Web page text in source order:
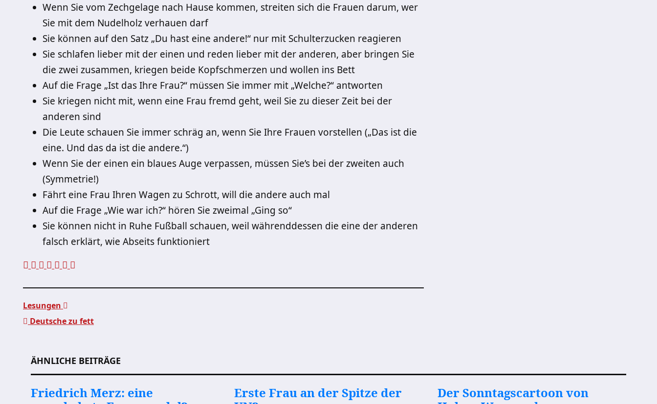
Wenn Sie vom Zechgelage nach Hause kommen, streiten sich die Frauen darum, wer
Sie mit dem Nudelholz verhauen darf
Sie können auf den Satz „Du hast eine andere!“ nur mit Schulterzucken reagieren
Sie schlafen lieber mit der einen und reden lieber mit der anderen, aber bringen Sie
die zwei zusammen, kriegen beide Kopfschmerzen und wollen ins Bett
Auf die Frage „Ist das Ihre Frau?“ müssen Sie immer mit „Welche?“ antworten
Sie kriegen nicht mit, wenn eine Frau fremd geht, weil Sie zu dieser Zeit bei der
anderen sind
Die Leute schauen Sie immer schräg an, wenn Sie Ihre Frauen vorstellen („Das ist die
eine. Und das da ist die andere.“)
Wenn Sie der einen ein blaues Auge verpassen, müssen Sie’s bei der zweiten auch
(Symmetrie!)
Fährt eine Frau Ihren Wagen zu Schrott, will die andere auch mal
Auf die Frage „Wie war ich?“ hören Sie zweimal „Ging so“
Sie können nicht in Ruhe Fußball schauen, weil währenddessen die eine der anderen
falsch erklärt, wie Abseits funktioniert
Lesungen
Deutsche zu fett
ÄHNLICHE BEITRÄGE
Friedrich Merz: eine
Erste Frau an der Spitze der
Der Sonntagscartoon von